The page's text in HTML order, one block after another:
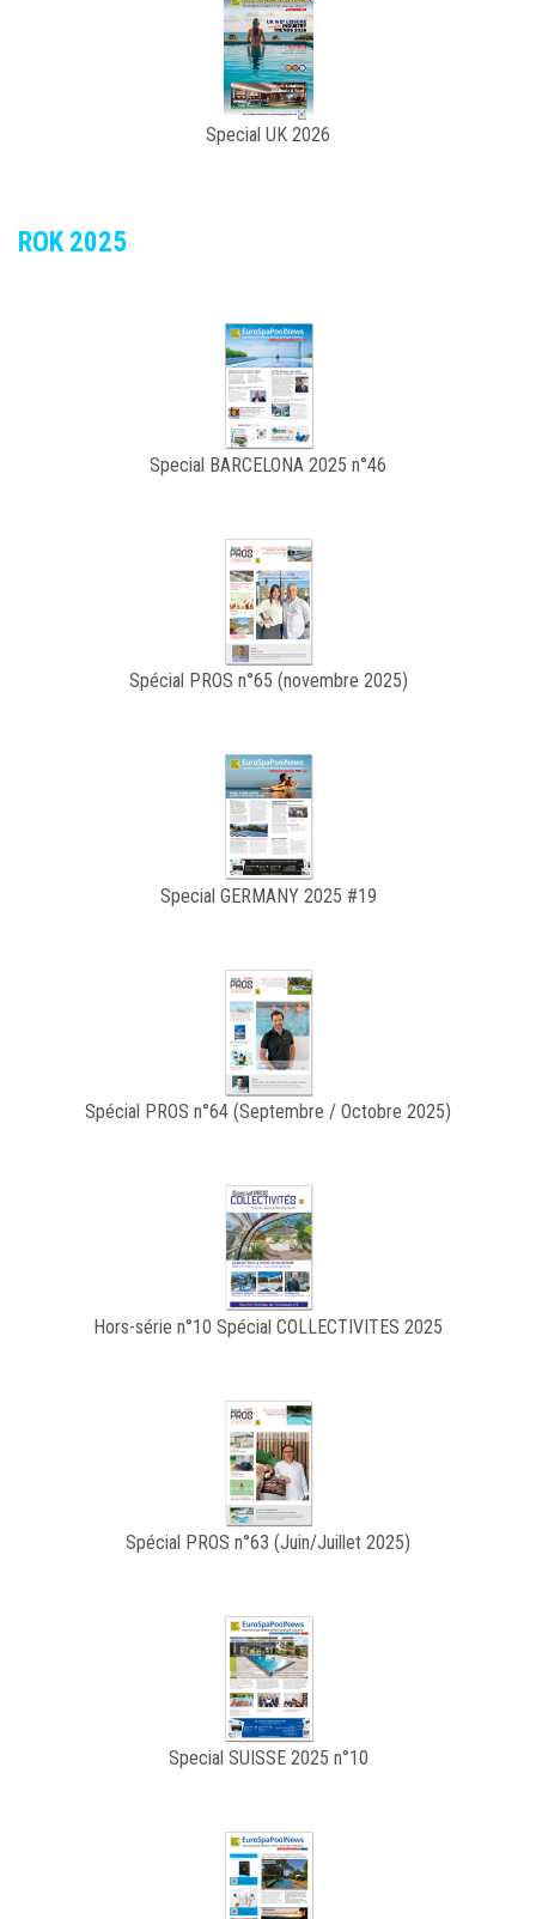
Special UK 2026
ROK 2025
Special BARCELONA 2025 n°46
Spécial PROS n°65 (novembre 2025)
Special GERMANY 2025 #19
Spécial PROS n°64 (Septembre / Octobre 2025)
Hors-série n°10 Spécial COLLECTIVITES 2025
Spécial PROS n°63 (Juin/Juillet 2025)
Special SUISSE 2025 n°10